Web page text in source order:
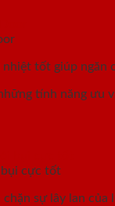
tốt giúp ngăn
tính năng ưu
bụi cực tốt
sự lây lan